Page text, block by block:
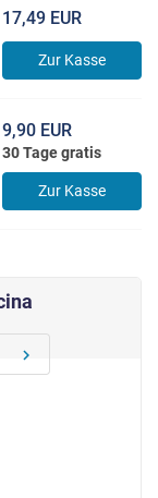
17,49 EUR
Zur Kasse
9,90 EUR
30 Tage gratis
Zur Kasse
chevron_right